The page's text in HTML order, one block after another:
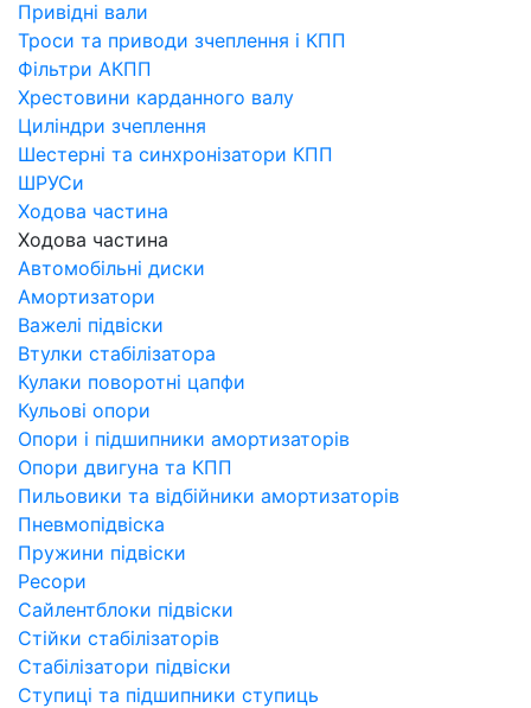
Привідні вали
Троси та приводи зчеплення і КПП
Фільтри АКПП
Хрестовини карданного валу
Циліндри зчеплення
Шестерні та синхронізатори КПП
ШРУСи
Ходова частина
Ходова частина
Автомобільні диски
Амортизатори
Важелі підвіски
Втулки стабілізатора
Кулаки поворотні цапфи
Кульові опори
Опори і підшипники амортизаторів
Опори двигуна та КПП
Пильовики та відбійники амортизаторів
Пневмопідвіска
Пружини підвіски
Ресори
Сайлентблоки підвіски
Стійки стабілізаторів
Стабілізатори підвіски
Ступиці та підшипники ступиць